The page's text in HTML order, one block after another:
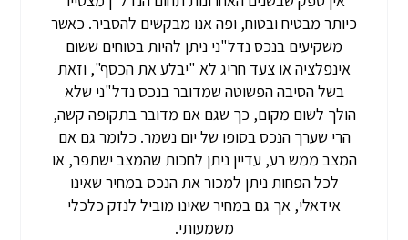
כיותר מבטיח ובטוח, ופה אנו מבקשים להסביר. כאשר
משקיעים בנכס נדל"ני ניתן להיות בטוחים ששום
אינפלציה או צעד חריג לא "יבלע את הכסף", וזאת
בשל הסיבה הפשוטה שמדובר בנכס נדל"ני שלא
הולך לשום מקום, כך שגם אם מדובר בתקופה קשה,
הרי שערך הנכס בסופו של יום נשמר. כלומר גם אם
המצב ממש רע, עדיין ניתן לחכות שהמצב ישתפר, או
לכל הפחות ניתן למכור את הנכס במחיר שאינו
אידאלי, אך גם במחיר שאינו מוביל לנזק כלכלי
משמעותי.